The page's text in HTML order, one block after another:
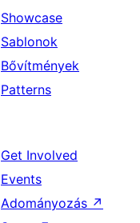
Showcase
Sablonok
Bővítmények
Patterns
Get Involved
Events
Adományozás ↗